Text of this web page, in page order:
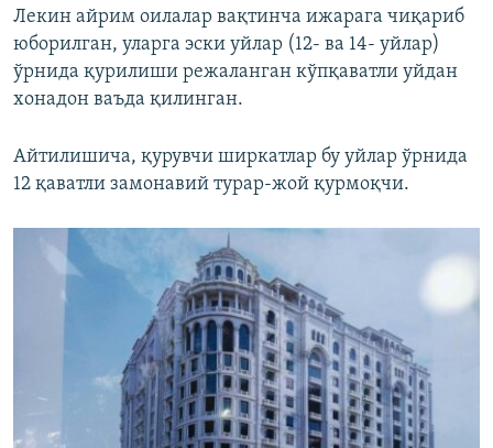
Лекин айрим оилалар вақтинча ижарага чиқариб
юборилган, уларга эски уйлар (12- ва 14- уйлар)
ўрнида қурилиши режаланган кўпқаватли уйдан
хонадон ваъда қилинган.
Айтилишича, қурувчи ширкатлар бу уйлар ўрнида
12 қаватли замонавий турар-жой қурмоқчи.